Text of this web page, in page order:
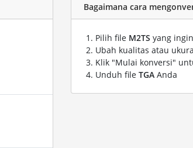
Bagaimana cara
Pilih file M2TS yang
Ubah kualitas atau
Klik "Mulai konversi"
Unduh file TGA Anda